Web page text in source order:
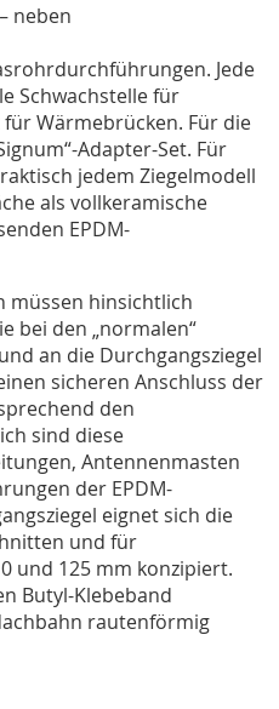
neben
Jede
Schwachstelle für
Wärmebrücken. Für die
Adapter-Set. Für
jedem Ziegelmodell
als vollkeramische
EPDM-
müssen hinsichtlich
bei den „normalen“
an die Durchgangsziegel
sicheren Anschluss der
den
sind diese
Antennenmasten
der EPDM-
eignet sich die
und für
und 125 mm konzipiert.
Butyl-Klebeband
rautenförmig